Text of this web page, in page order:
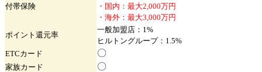
付帯保険
・国内：最大2,000万円
・海外：最大3,000万円
ポイント 還元率
一般加盟店：1%
ヒルトングループ：1.5%
ETCカード 〇
家族カード 〇